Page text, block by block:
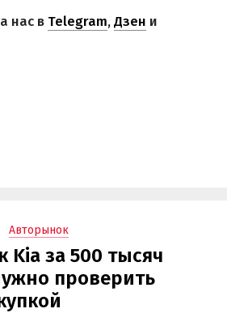
нас в Telegram,Дзен и
Авторынок
за 500 тысяч
проверить